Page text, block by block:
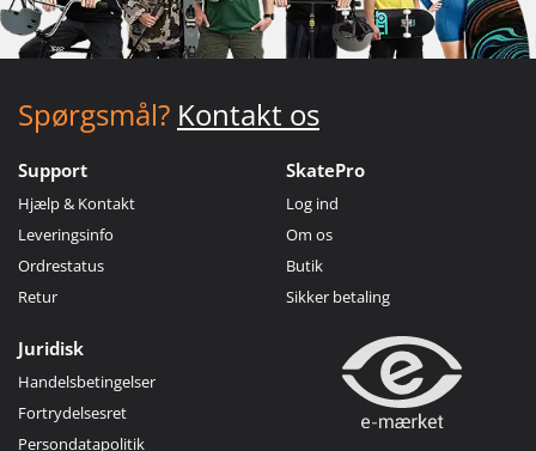
Spørgsmål? Kontakt os
Support
Hjælp & Kontakt
Leveringsinfo
Ordrestatus
Retur
SkatePro
Log ind
Om os
Butik
Sikker betaling
Juridisk
Handelsbetingelser
Fortrydelsesret
Persondatapolitik